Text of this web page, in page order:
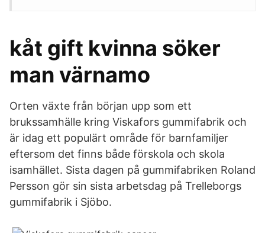
kåt gift kvinna söker
man värnamo
Orten växte från början upp som ett
brukssamhälle kring Viskafors gummifabrik och
är idag ett populärt område för barnfamiljer
eftersom det finns både förskola och skola
isamhället. Sista dagen på gummifabriken Roland
Persson gör sin sista arbetsdag på Trelleborgs
gummifabrik i Sjöbo.